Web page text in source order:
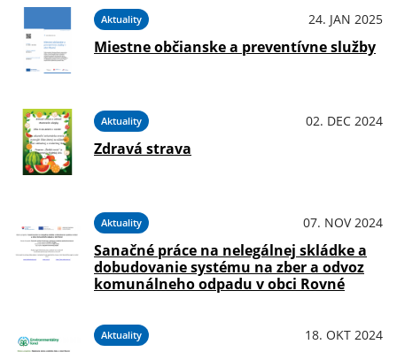
Aktuality 24. JAN 2025
Miestne občianske a preventívne služby
Aktuality 02. DEC 2024
Zdravá strava
Aktuality 07. NOV 2024
Sanačné práce na nelegálnej skládke a
dobudovanie systému na zber a odvoz
komunálneho odpadu v obci Rovné
Aktuality 18. OKT 2024